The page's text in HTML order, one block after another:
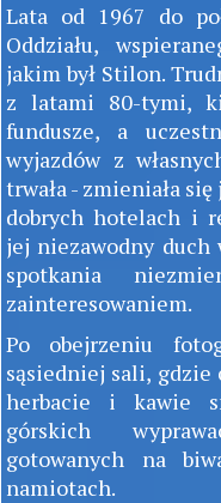
Lata od 1967 do
Oddziału,
jakim był Stilon.
z latami 80-tymi,
fundusze, a
wyjazdów z
trwała - zmieniała
dobrych hotelach i
jej niezawodny duch
spotkania
zainteresowaniem.
Po obejrzeniu
sąsiedniej sali, gdzie
herbacie i kawie
górskich
gotowanych na
namiotach.